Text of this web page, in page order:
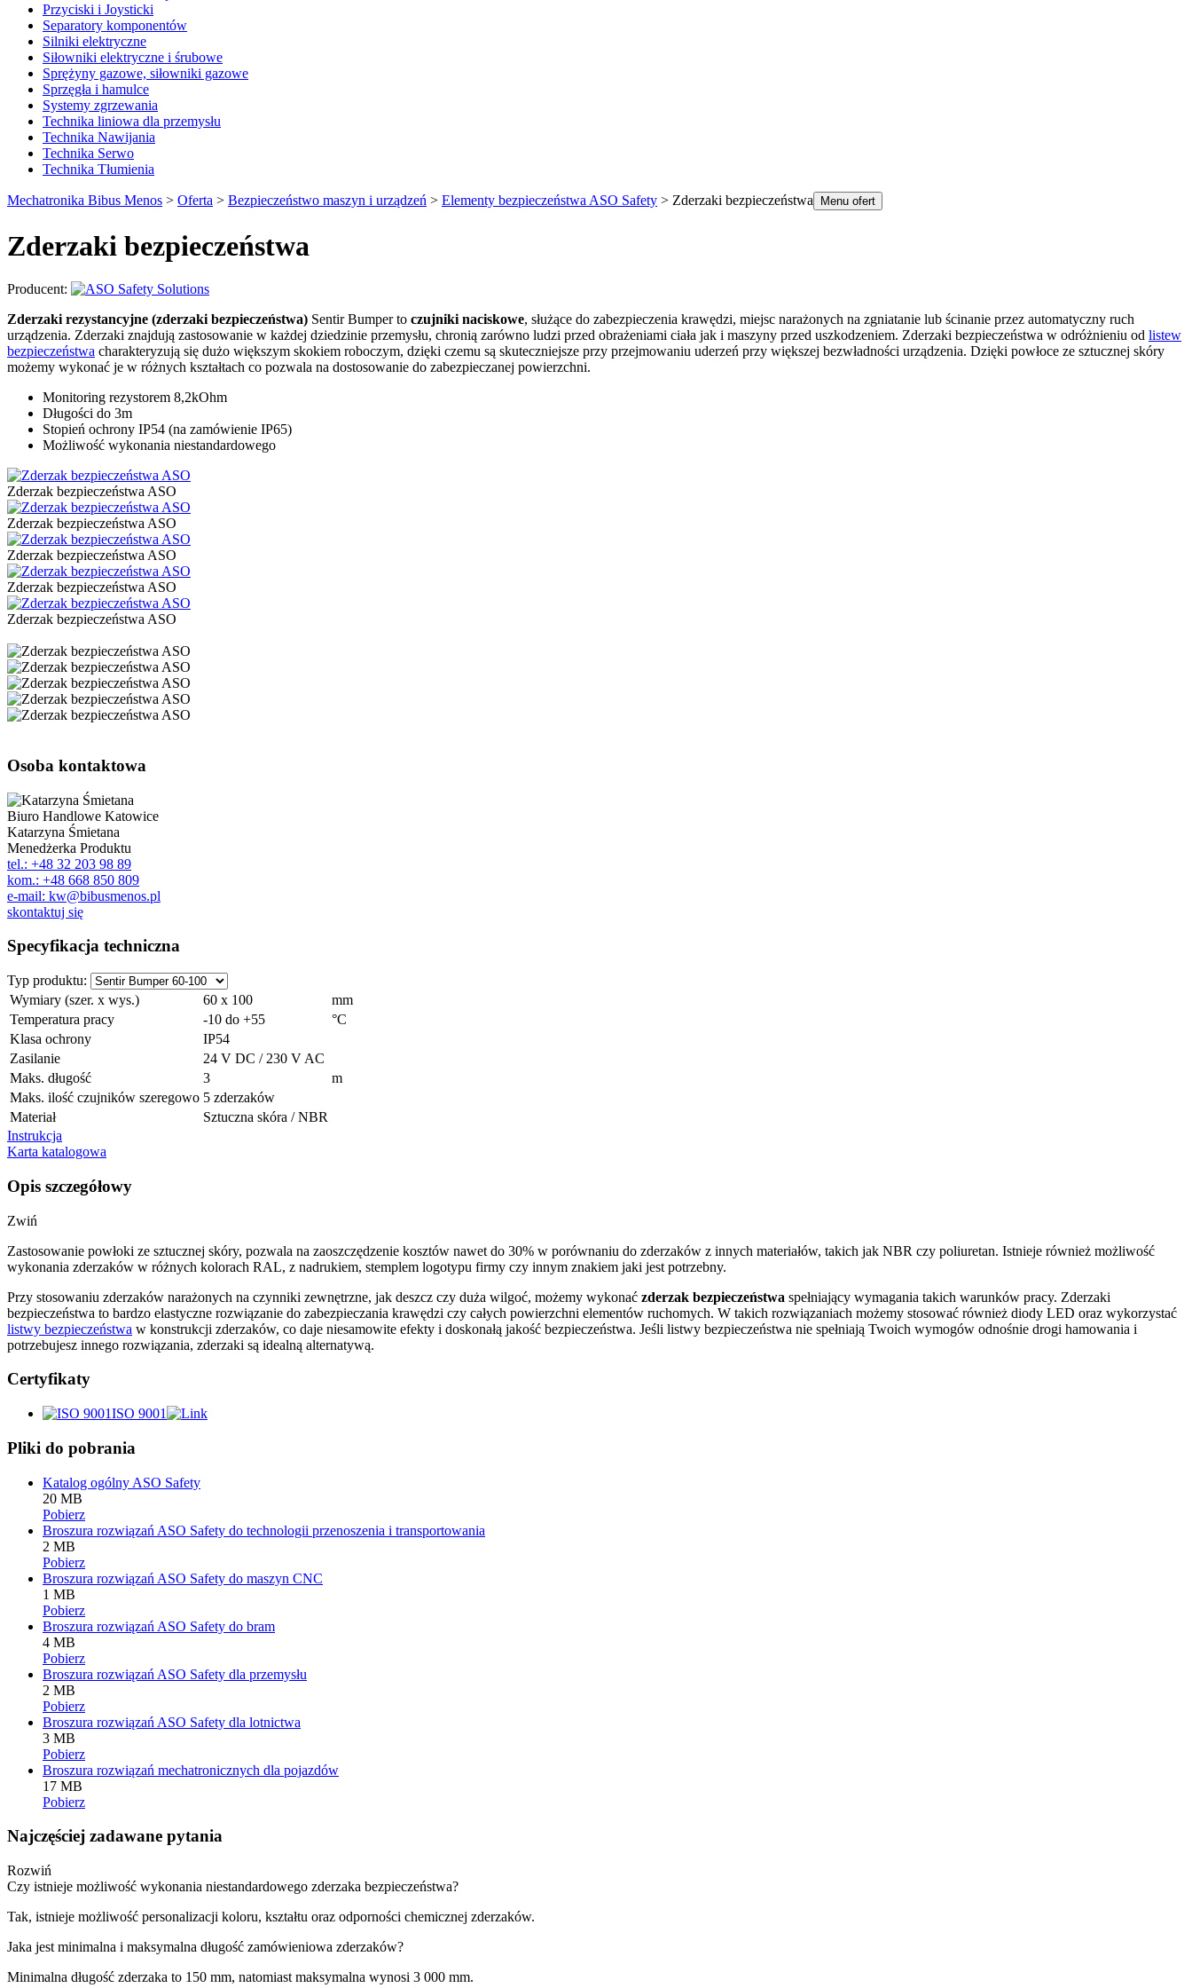
Przyciski i Joysticki
Separatory komponentów
Silniki elektryczne
Siłowniki elektryczne i śrubowe
Sprężyny gazowe, siłowniki gazowe
Sprzęgła i hamulce
Systemy zgrzewania
Technika liniowa dla przemysłu
Technika Nawijania
Technika Serwo
Technika Tłumienia
Mechatronika Bibus Menos > Oferta > Bezpieczeństwo maszyn i urządzeń > Elementy bezpieczeństwa ASO Safety > Zderzaki bezpieczeństwa Menu ofert
Zderzaki bezpieczeństwa
Producent:
Zderzaki rezystancyjne (zderzaki bezpieczeństwa) Sentir Bumper to czujniki naciskowe, służące do zabezpieczenia krawędzi, miejsc narażonych na zgniatanie lub ścinanie przez automatyczny ruch
urządzenia. Zderzaki znajdują zastosowanie w każdej dziedzinie przemysłu, chronią zarówno ludzi przed obrażeniami ciała jak i maszyny przed uszkodzeniem. Zderzaki bezpieczeństwa w odróżnieniu od listew
bezpieczeństwa charakteryzują się dużo większym skokiem roboczym, dzięki czemu są skuteczniejsze przy przejmowaniu uderzeń przy większej bezwładności urządzenia. Dzięki powłoce ze sztucznej skóry
możemy wykonać je w różnych kształtach co pozwala na dostosowanie do zabezpieczanej powierzchni.
Monitoring rezystorem 8,2kOhm
Długości do 3m
Stopień ochrony IP54 (na zamówienie IP65)
Możliwość wykonania niestandardowego
Zderzak bezpieczeństwa ASO
Zderzak bezpieczeństwa ASO
Zderzak bezpieczeństwa ASO
Zderzak bezpieczeństwa ASO
Zderzak bezpieczeństwa ASO
Osoba kontaktowa
Biuro Handlowe Katowice
Katarzyna Śmietana
Menedżerka Produktu
tel.: +48 32 203 98 89
kom.: +48 668 850 809
e-mail: kw@bibusmenos.pl
skontaktuj się
Specyfikacja techniczna
Typ produktu:
Wymiary (szer. x wys.)
60 x 100
mm
Temperatura pracy
-10 do +55
°C
Klasa ochrony
IP54
Zasilanie
24 V DC / 230 V AC
Maks. długość
3
m
Maks. ilość czujników szeregowo 5 zderzaków
Materiał
Sztuczna skóra / NBR
Instrukcja
Karta katalogowa
Opis szczegółowy
Zwiń
Zastosowanie powłoki ze sztucznej skóry, pozwala na zaoszczędzenie kosztów nawet do 30% w porównaniu do zderzaków z innych materiałów, takich jak NBR czy poliuretan. Istnieje również możliwość
wykonania zderzaków w różnych kolorach RAL, z nadrukiem, stemplem logotypu firmy czy innym znakiem jaki jest potrzebny.
Przy stosowaniu zderzaków narażonych na czynniki zewnętrzne, jak deszcz czy duża wilgoć, możemy wykonać zderzak bezpieczeństwa spełniający wymagania takich warunków pracy. Zderzaki
bezpieczeństwa to bardzo elastyczne rozwiązanie do zabezpieczania krawędzi czy całych powierzchni elementów ruchomych. W takich rozwiązaniach możemy stosować również diody LED oraz wykorzystać
listwy bezpieczeństwa w konstrukcji zderzaków, co daje niesamowite efekty i doskonałą jakość bezpieczeństwa. Jeśli listwy bezpieczeństwa nie spełniają Twoich wymogów odnośnie drogi hamowania i
potrzebujesz innego rozwiązania, zderzaki są idealną alternatywą.
Certyfikaty
ISO 9001
Pliki do pobrania
Katalog ogólny ASO Safety
20 MB
Pobierz
Broszura rozwiązań ASO Safety do technologii przenoszenia i transportowania
2 MB
Pobierz
Broszura rozwiązań ASO Safety do maszyn CNC
1 MB
Pobierz
Broszura rozwiązań ASO Safety do bram
4 MB
Pobierz
Broszura rozwiązań ASO Safety dla przemysłu
2 MB
Pobierz
Broszura rozwiązań ASO Safety dla lotnictwa
3 MB
Pobierz
Broszura rozwiązań mechatronicznych dla pojazdów
17 MB
Pobierz
Najczęściej zadawane pytania
Rozwiń
Czy istnieje możliwość wykonania niestandardowego zderzaka bezpieczeństwa?
Tak, istnieje możliwość personalizacji koloru, kształtu oraz odporności chemicznej zderzaków.
Jaka jest minimalna i maksymalna długość zamówieniowa zderzaków?
Minimalna długość zderzaka to 150 mm, natomiast maksymalna wynosi 3 000 mm.